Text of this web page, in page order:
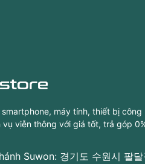
máy tính, thiết bị công
vụ viễn thông với giá tốt, trả góp
Suwon: 경기도 수원시 팔